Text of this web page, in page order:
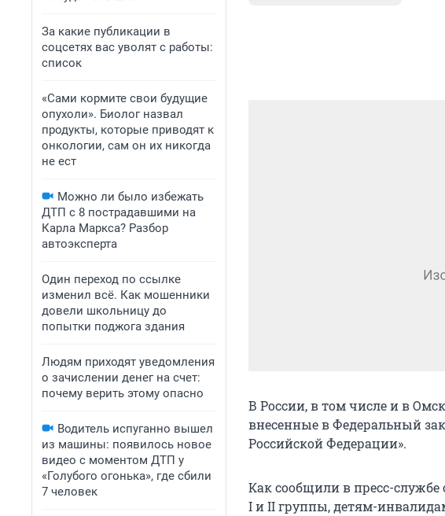
За какие публикации в
соцсетях вас уволят с работы:
список
«Сами кормите свои будущие
опухоли». Биолог назвал
продукты, которые приводят к
онкологии, сам он их никогда
не ест
Можно ли было избежать
ДТП с 8 пострадавшими на
Карла Маркса? Разбор
автоэксперта
Один переход по ссылке
изменил всё. Как мошенники
довели школьницу до
попытки поджога здания
Людям приходят уведомления
о зачислении денег на счет:
почему верить этому опасно
Водитель испуганно вышел
из машины: появилось новое
видео с моментом ДТП у
«Голубого огонька», где сбили
7 человек
В России, в том числе и в
внесенные в Федеральный
Российской Федерации».
Как сообщили в пресс-
I и II группы, детям-